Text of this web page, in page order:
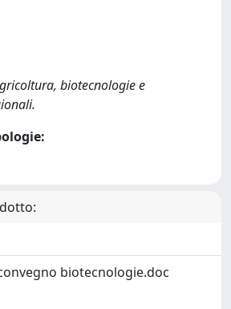
biotecnologie e
biotecnologie.doc